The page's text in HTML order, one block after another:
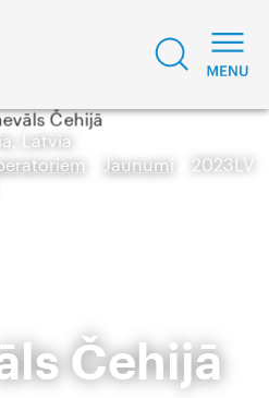
Latvia
Jaunumi
2023LV
Čehijā